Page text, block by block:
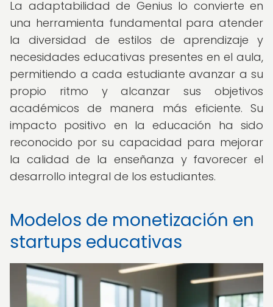
La adaptabilidad de Genius lo convierte en
una herramienta fundamental para atender
la diversidad de estilos de aprendizaje y
necesidades educativas presentes en el aula,
permitiendo a cada estudiante avanzar a su
propio ritmo y alcanzar sus objetivos
académicos de manera más eficiente. Su
impacto positivo en la educación ha sido
reconocido por su capacidad para mejorar
la calidad de la enseñanza y favorecer el
desarrollo integral de los estudiantes.
Modelos de monetización en
startups educativas